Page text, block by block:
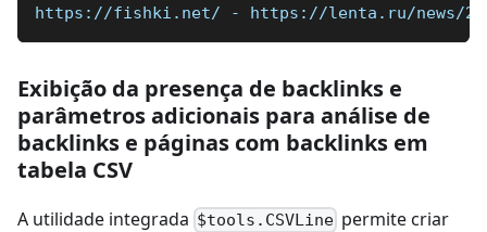
https://fishki.net/ - https://lenta.ru/news/
Exibição da presença de backlinks e
parâmetros adicionais para análise de
backlinks e páginas com backlinks em
tabela CSV
A utilidade integrada $tools.CSVLine permite criar